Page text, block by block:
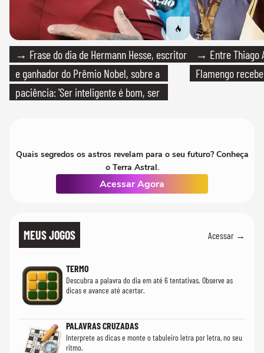
→ Frase do dia de Hermann Hesse, escritor
e ganhador do Prêmio Nobel, sobre a
paciência: 'Ser inteligente é bom, ser
→ Entre Thiago
Flamengo
Quais segredos os astros revelam para o seu futuro? Conheça
o Terra Astral.
Acessar Agora
MEUS JOGOS Acessar →
TERMO
Descubra a palavra do dia em até 6 tentativas. Observe as
dicas e avance até acertar.
PALAVRAS CRUZADAS
Interprete as dicas e monte o tabuleiro letra por letra, no seu
ritmo.